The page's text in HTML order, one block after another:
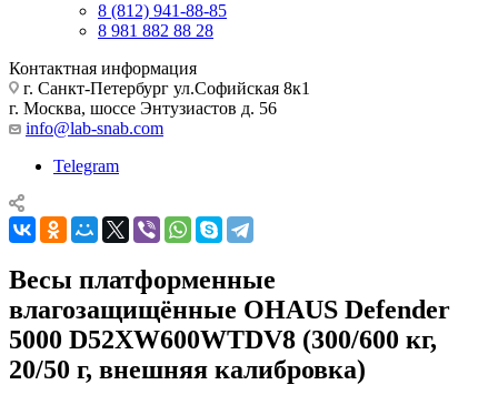
8 (812) 941-88-85
8 981 882 88 28
Контактная информация
г. Санкт-Петербург ул.Софийская 8к1
г. Москва, шоссе Энтузиастов д. 56
info@lab-snab.com
Telegram
Весы платформенные
влагозащищённые OHAUS Defender
5000 D52XW600WTDV8 (300/600 кг,
20/50 г, внешняя калибровка)